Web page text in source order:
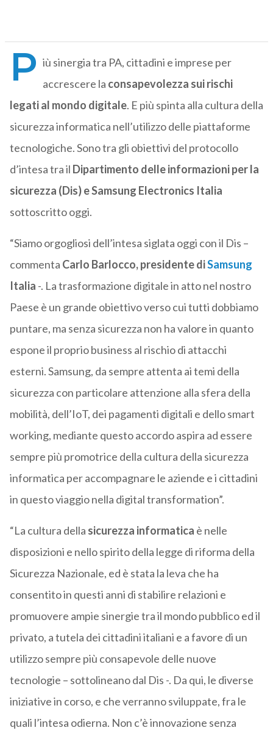
P iù sinergia tra PA, cittadini e imprese per
accrescere la consapevolezza sui rischi
legati al mondo digitale. E più spinta alla cultura della
sicurezza informatica nell’utilizzo delle piattaforme
tecnologiche. Sono tra gli obiettivi del protocollo
d’intesa tra il Dipartimento delle informazioni per la
sicurezza (Dis) e Samsung Electronics Italia
sottoscritto oggi.
“Siamo orgogliosi dell’intesa siglata oggi con il Dis –
commenta Carlo Barlocco, presidente diSamsung
Italia -. La trasformazione digitale in atto nel nostro
Paese è un grande obiettivo verso cui tutti dobbiamo
puntare, ma senza sicurezza non ha valore in quanto
espone il proprio business al rischio di attacchi
esterni. Samsung, da sempre attenta ai temi della
sicurezza con particolare attenzione alla sfera della
mobilità, dell’IoT, dei pagamenti digitali e dello smart
working, mediante questo accordo aspira ad essere
sempre più promotrice della cultura della sicurezza
informatica per accompagnare le aziende e i cittadini
in questo viaggio nella digital transformation”.
“La cultura della sicurezza informatica è nelle
disposizioni e nello spirito della legge di riforma della
Sicurezza Nazionale, ed è stata la leva che ha
consentito in questi anni di stabilire relazioni e
promuovere ampie sinergie tra il mondo pubblico ed il
privato, a tutela dei cittadini italiani e a favore di un
utilizzo sempre più consapevole delle nuove
tecnologie – sottolineano dal Dis -. Da qui, le diverse
iniziative in corso, e che verranno sviluppate, fra le
quali l’intesa odierna. Non c’è innovazione senza